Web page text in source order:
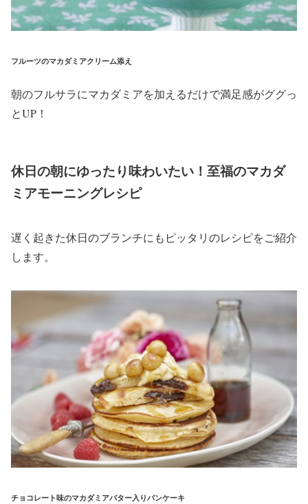
フルーツのマカダミアクリーム添え
朝のフルサラにマカダミアを加えるだけで満足感がググっ
とUP！
休日の朝にゆったり味わいたい！至福のマカダ
ミアモーニングレシピ
遅く起きた休日のブランチにもピッタリのレシピをご紹介
します。
チョコレート味のマカダミアバター入りパンケーキ